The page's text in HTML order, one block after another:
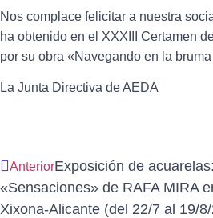
Nos complace felicitar a nuestra
ha obtenido en el XXXIII Certamen
por su obra «Navegando en la bruma
La Junta Directiva de AEDA
AnteriorExposición de acuarelas:
«Sensaciones» de RAFA MIRA
Xixona-Alicante (del 22/7 al 19/